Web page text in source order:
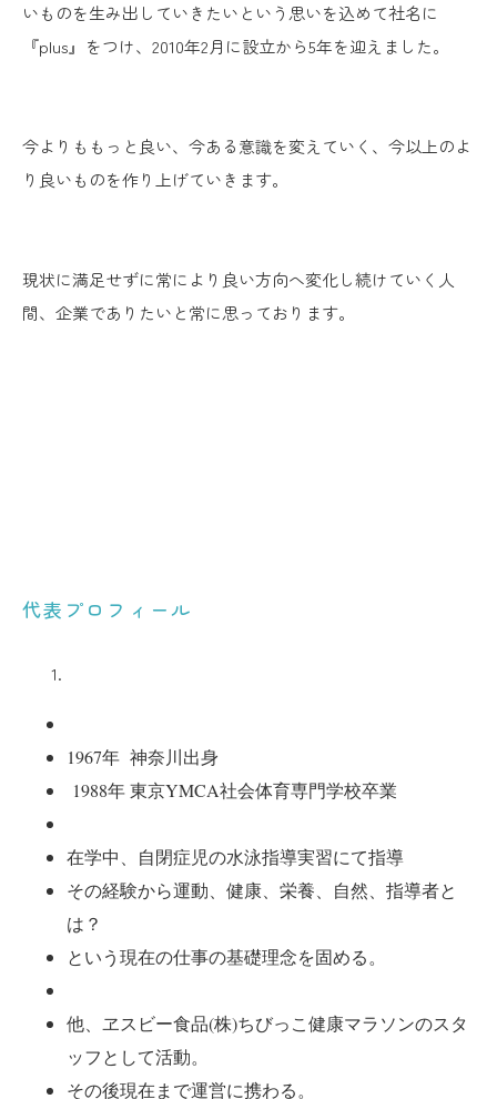
いものを生み出していきたいという思いを込めて社名に
『plus』をつけ、2010年2月に設立から5年を迎えました。
今よりももっと良い、今ある意識を変えていく、今以上のよ
り良いものを作り上げていきます。
現状に満足せずに常により良い方向へ変化し続けていく人
間、企業でありたいと常に思っております。
代表プロフィール
1967年 神奈川出身
1988年 東京YMCA社会体育専門学校卒業
在学中、自閉症児の水泳指導実習にて指導
その経験から運動、健康、栄養、自然、指導者と
は？
という現在の仕事の基礎理念を固める。
他、ヱスビー食品(株)ちびっこ健康マラソンのスタ
ッフとして活動。
その後現在まで運営に携わる。